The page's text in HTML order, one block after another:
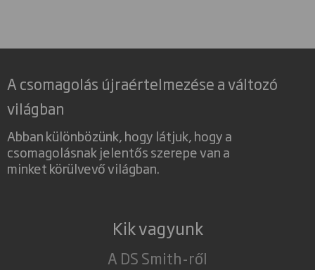
A csomagolás újraértelmezése a változó
világban
Abban különbözünk, hogy látjuk, hogy a
csomagolásnak jelentős szerepe van a
minket körülvevő világban.
Kik vagyunk
A DS Smith-ről